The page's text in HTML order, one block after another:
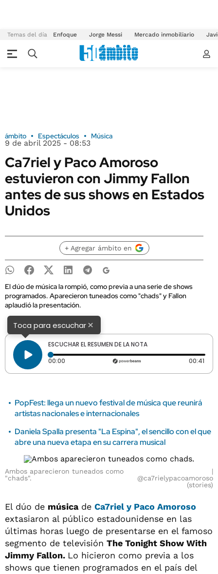
Temas del día Enfoque Jorge Messi Mercado inmobiliario
ámbito Espectáculos Música
9 de abril 2025 - 08:53
Ca7riel y Paco Amoroso
estuvieron con Jimmy Fallon
antes de sus shows en Estados
Unidos
+ Agregar ámbito en
El dúo de música la rompió, como previa a una serie de shows
programados. Aparecieron tuneados como "chads" y Fallon
aplaudió la presentación.
Toca para escuchar×
ESCUCHAR EL RESUMEN DE LA NOTA
00:00 Tiempo transcurrido: 0 segundos 00:41
PopFest: llega un nuevo festival de música que reunirá
artistas nacionales e internacionales
Daniela Spalla presenta "La Espina", el sencillo con el que
abre una nueva etapa en su carrera musical
Ambos aparecieron tuneados como
"chads".
@ca7rielypacoamoroso
(stories)
El dúo de músicade Ca7riel y Paco Amoroso
extasiaron al público estadounidense en las
últimas horas luego de presentarse en el famoso
segmento de televisión The Tonight Show With
Jimmy Fallon. Lo hicieron como previa a los
shows que tienen programados en el país del